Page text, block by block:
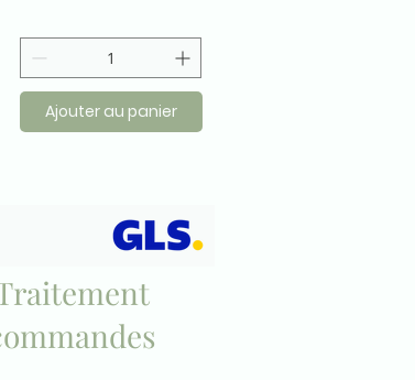
Ajouter au panier